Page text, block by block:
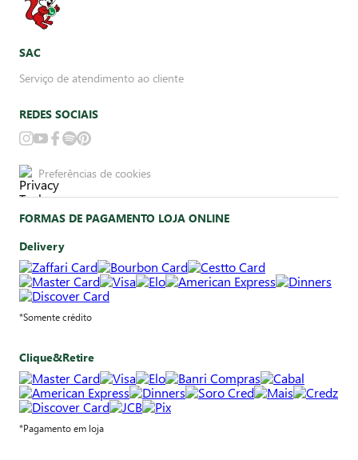
SAC
Serviço de atendimento ao cliente
REDES SOCIAIS
Preferências de cookies
FORMAS DE PAGAMENTO LOJA ONLINE
Delivery
*Somente crédito
Clique&Retire
*Pagamento em loja